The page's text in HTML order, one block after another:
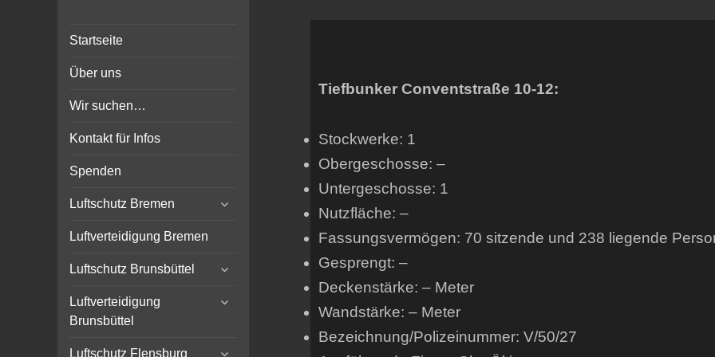
Bunker-Kiel.com
Wilhelmshaven Flensburg
Rendsburg Luftschutz Stollen
Startseite
Über uns
Wir suchen…
Kontakt für Infos
Spenden
Luftschutz Bremen
expand
Luftverteidigung Bremen
Luftschutz Brunsbüttel
expand
menu
Luftverteidigung
Brunsbüttel
expand
Luftschutz Flensburg expand
Tiefbunker Conventstraße 10-12:
Stockwerke: 1
Obergeschosse: –
Untergeschosse: 1
Nutzfläche: –
Fassungsvermögen: 70 sitzende und 238 liegende
Gesprengt: –
Deckenstärke: – Meter
Wandstärke: – Meter
Bezeichnung/Polizeinummer: V/50/27